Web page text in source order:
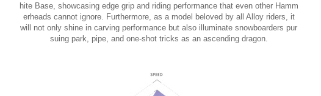
hite Base, showcasing edge grip and riding performance that even other Hamm
erheads cannot ignore. Furthermore, as a model beloved by all Alloy riders, it
will not only shine in carving performance but also illuminate snowboarders pur
suing park, pipe, and one-shot tricks as an ascending dragon.